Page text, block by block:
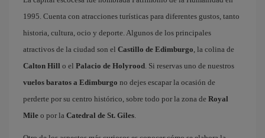
1995. Cuenta con atracciones turísticas para diferentes gustos, tanto
historia, cultura, ocio y deporte. Algunos de los principales
atractivos de la ciudad son el Castillo de Edimburgo, la colina de
Calton Hill o el Palacio de Holyrood. Si reservas uno de nuestros
vuelos baratos a Edimburgo no dejes escapar la ocasión de
perderte por su centro histórico, sobre todo por la zona de Royal
Mile o por la Catedral de St. Giles.